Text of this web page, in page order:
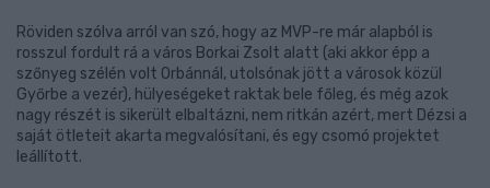
Röviden szólva arról van szó, hogy az MVP-re már alapból is
rosszul fordult rá a város Borkai Zsolt alatt (aki akkor épp a
szőnyeg szélén volt Orbánnál, utolsónak jött a városok közül
Győrbe a vezér), hülyeségeket raktak bele főleg, és még azok
nagy részét is sikerült elbaltázni, nem ritkán azért, mert Dézsi a
saját ötleteit akarta megvalósítani, és egy csomó projektet
leállított.